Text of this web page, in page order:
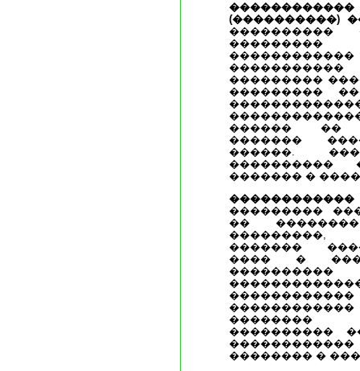
(����������)
���������
���������
������ ��
�������
������.
����������
������� �
���������
��
���������,
�������
���� �
��������
����������
�������� �